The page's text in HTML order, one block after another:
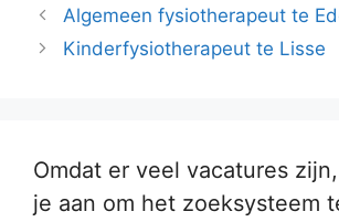
Algemeen fysiotherapeut te
Kinderfysiotherapeut te Lisse
Omdat er veel vacatures
je aan om het zoeksysteem